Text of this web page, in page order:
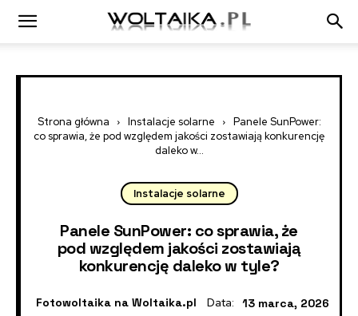
Strona główna Instalacje solarne
Panele SunPower:
co sprawia, że pod względem jakości zostawiają konkurencję
daleko w...
Instalacje solarne
Panele SunPower: co sprawia, że
pod względem jakości zostawiają
konkurencję daleko w tyle?
Fotowoltaika na Woltaika.pl Data: 13 marca, 2026